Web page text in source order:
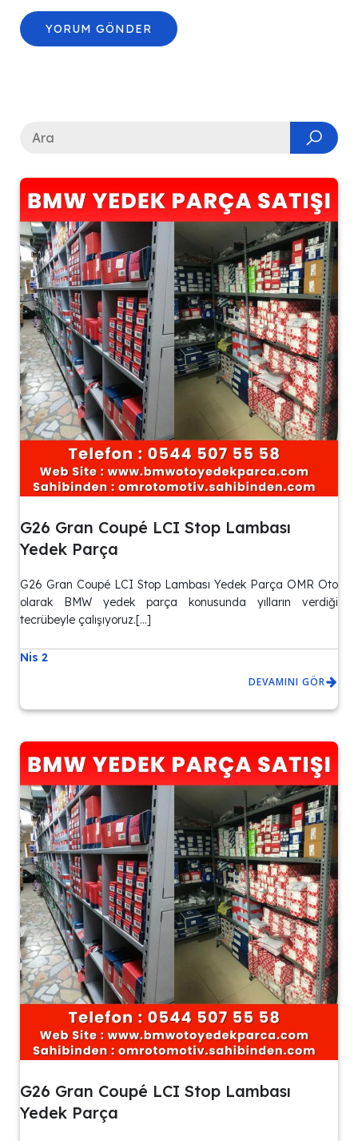
G26 Gran Coupé LCI Stop Lambası
Yedek Parça
G26 Gran Coupé LCI Stop Lambası Yedek Parça OMR Oto
olarak BMW yedek parça konusunda yılların verdiği
tecrübeyle çalışıyoruz.[…]
Nis 2
DEVAMINI GÖR
G26 Gran Coupé LCI Stop Lambası
Yedek Parça